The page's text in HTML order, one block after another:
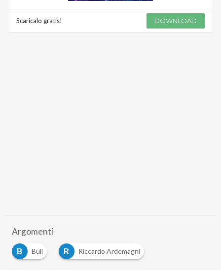
Scaricalo gratis! DOWNLOAD
Argomenti
B
Bull R Riccardo Ardemagni